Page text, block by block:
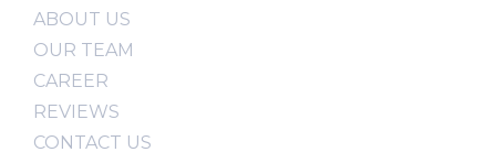
ABOUT US
OUR TEAM
CAREER
REVIEWS
CONTACT US